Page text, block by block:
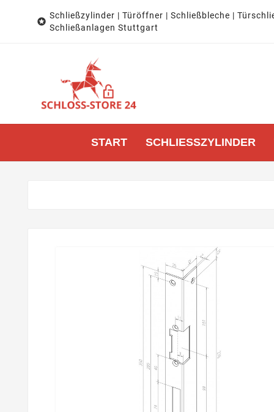

Schließzylinder | Türöffner | Schließbleche |
Schließanlagen Stuttgart
START SCHLIESSZYLINDER